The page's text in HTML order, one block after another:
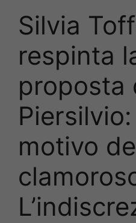
Silvia
respinta
proposta
motivo